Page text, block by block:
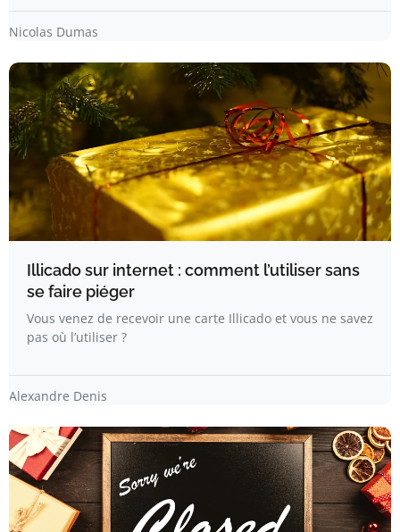
Nicolas Dumas
Illicado sur internet : comment l’utiliser sans
se faire piéger
Vous venez de recevoir une carte Illicado et vous ne savez
pas où l’utiliser ?
Alexandre Denis